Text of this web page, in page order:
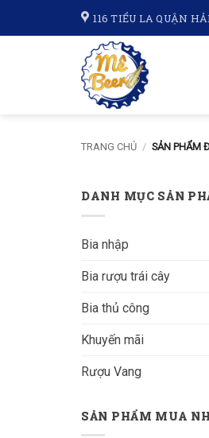
116 TIỂU LA QUẬN
TRANG CHỦ / SẢN PHẨM
DANH MỤC SẢN
Bia nhập
Bia rượu trái cây
Bia thủ công
Khuyến mãi
Rượu Vang
SẢN PHẨM MUA